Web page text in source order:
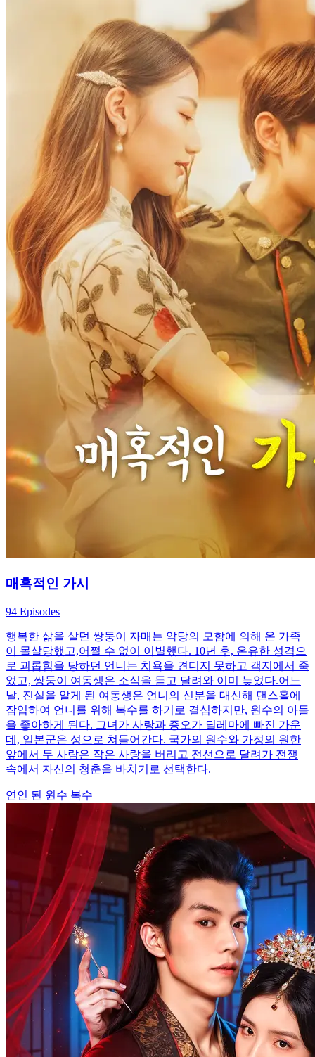
매혹적인 가시
94 Episodes
행복한 삶을 살던 쌍둥이 자매는 악당의 모함에 의해 온 가족
이 몰살당했고,어쩔 수 없이 이별했다. 10년 후, 온유한 성격으
로 괴롭힘을 당하던 언니는 치욕을 견디지 못하고 객지에서 죽
었고, 쌍둥이 여동생은 소식을 듣고 달려와 이미 늦었다.어느
날, 진실을 알게 된 여동생은 언니의 신분을 대신해 댄스홀에
잠입하여 언니를 위해 복수를 하기로 결심하지만, 원수의 아들
을 좋아하게 된다. 그녀가 사랑과 증오가 딜레마에 빠진 가운
데, 일본군은 성으로 쳐들어간다. 국가의 원수와 가정의 원한
앞에서 두 사람은 작은 사랑을 버리고 전선으로 달려가 전쟁
속에서 자신의 청춘을 바치기로 선택한다.
연인 된 원수 복수